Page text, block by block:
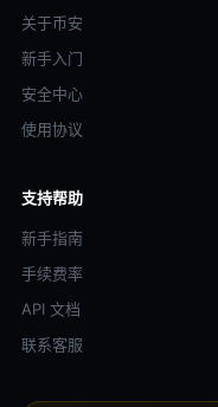
关于币安
新手入门
安全中心
使用协议
支持帮助
新手指南
手续费率
API 文档
联系客服